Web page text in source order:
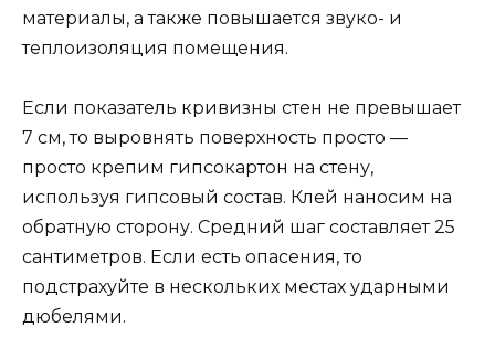
материалы, а также повышается звуко- и
теплоизоляция помещения.
Если показатель кривизны стен не превышает
7 см, то выровнять поверхность просто —
просто крепим гипсокартон на стену,
используя гипсовый состав. Клей наносим на
обратную сторону. Средний шаг составляет 25
сантиметров. Если есть опасения, то
подстрахуйте в нескольких местах ударными
дюбелями.